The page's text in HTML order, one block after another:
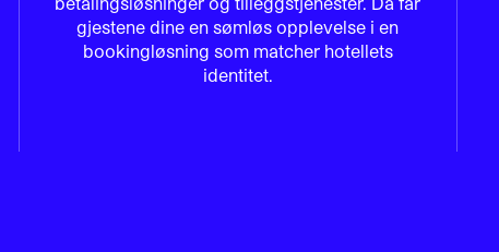
gjestene dine en sømløs opplevelse i en
bookingløsning som matcher hotellets
identitet.